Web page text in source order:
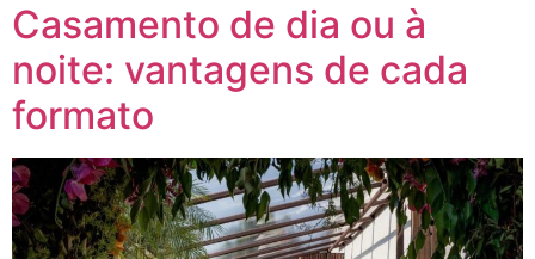
Casamento de dia ou à
noite: vantagens de cada
formato